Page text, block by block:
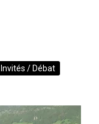
Invités / Débat